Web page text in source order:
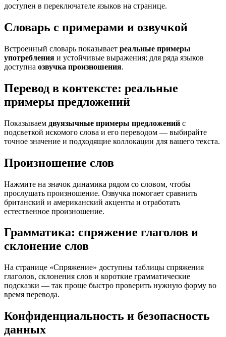
доступен в переключателе языков на странице.
Словарь с примерами и озвучкой
Встроенный словарь показывает реальные примеры
употребления и устойчивые выражения; для ряда языков
доступна озвучка произношения.
Перевод в контексте: реальные
примеры предложений
Показываем двуязычные примеры предложений с
подсветкой искомого слова и его переводом — выбирайте
точное значение и подходящие коллокации для вашего текста.
Произношение слов
Нажмите на значок динамика рядом со словом, чтобы
прослушать произношение. Озвучка помогает сравнить
британский и американский акценты и отработать
естественное произношение.
Грамматика: спряжение глаголов и
склонение слов
На странице «Спряжение» доступны таблицы спряжения
глаголов, склонения слов и короткие грамматические
подсказки — так проще быстро проверить нужную форму во
время перевода.
Конфиденциальность и безопасность
данных